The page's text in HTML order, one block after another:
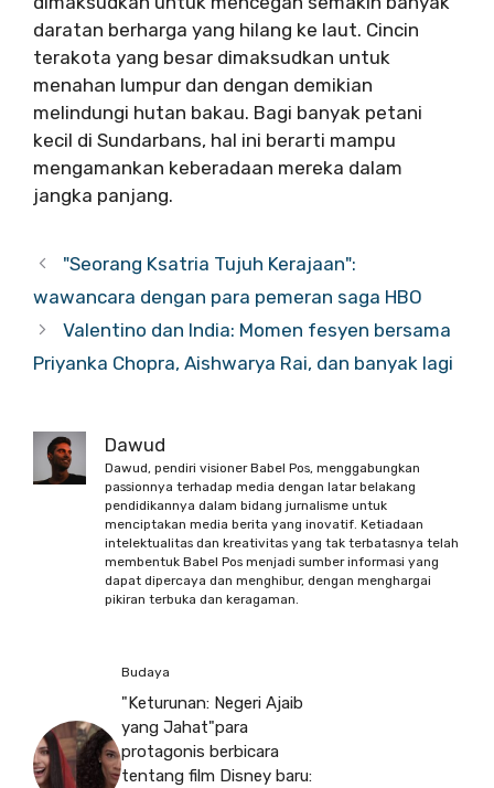
daratan berharga yang hilang ke laut. Cincin
terakota yang besar dimaksudkan untuk
menahan lumpur dan dengan demikian
melindungi hutan bakau. Bagi banyak petani
kecil di Sundarbans, hal ini berarti mampu
mengamankan keberadaan mereka dalam
jangka panjang.
"Seorang Ksatria Tujuh Kerajaan":
wawancara dengan para pemeran saga HBO
Valentino dan India: Momen fesyen bersama
Priyanka Chopra, Aishwarya Rai, dan banyak lagi
Dawud
Dawud, pendiri visioner Babel Pos, menggabungkan
passionnya terhadap media dengan latar belakang
pendidikannya dalam bidang jurnalisme untuk
menciptakan media berita yang inovatif. Ketiadaan
intelektualitas dan kreativitas yang tak terbatasnya telah
membentuk Babel Pos menjadi sumber informasi yang
dapat dipercaya dan menghibur, dengan menghargai
pikiran terbuka dan keragaman.
Budaya
"Keturunan: Negeri Ajaib
yang Jahat"para
protagonis berbicara
tentang film Disney baru: